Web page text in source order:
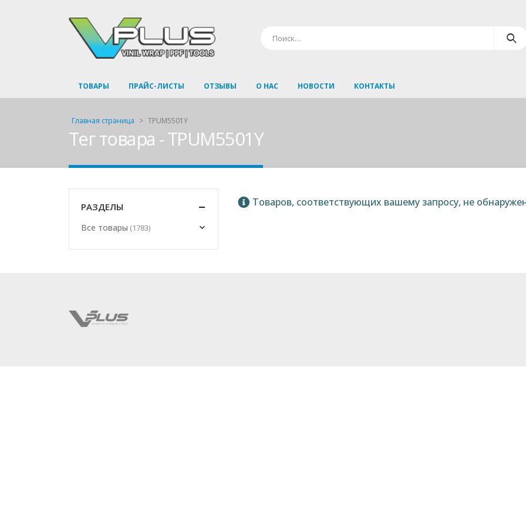
ТОВАРЫ ПРАЙС-ЛИСТЫ ОТЗЫВЫ О НАС НОВОСТИ КОНТАКТЫ
Главная страница > TPUM5501Y
Тег товара - TPUM5501Y
Товаров, соответствующих вашему запросу, не
РАЗДЕЛЫ
Все товары (1783)